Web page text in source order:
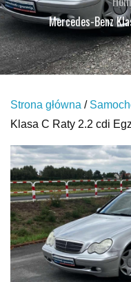
Mercedes-Benz
Strona główna /
Klasa C Raty 2.2 cdi